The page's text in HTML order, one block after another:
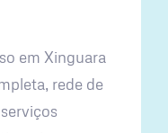
em Xinguara
rede de